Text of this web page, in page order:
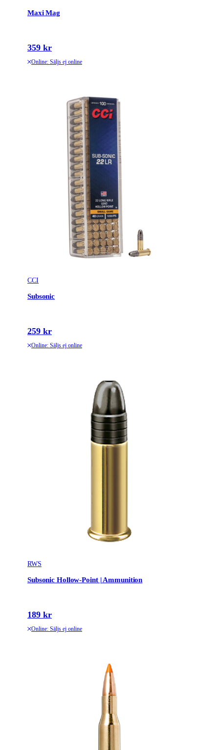
Maxi Mag
359 kr
Online: Säljs ej online
CCI
Subsonic
259 kr
Online: Säljs ej online
RWS
Subsonic Hollow-Point | Ammunition
189 kr
Online: Säljs ej online